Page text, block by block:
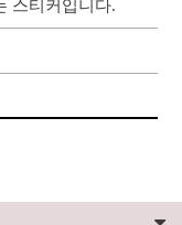
스티커입니다.